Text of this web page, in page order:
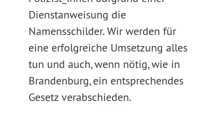
Dienstanweisung die
Namensschilder. Wir werden für
eine erfolgreiche Umsetzung alles
tun und auch, wenn nötig, wie in
Brandenburg, ein entsprechendes
Gesetz verabschieden.